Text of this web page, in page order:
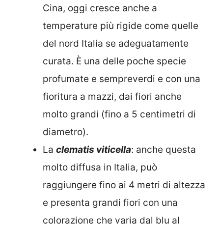
Cina, oggi cresce anche a
temperature più rigide come quelle
del nord Italia se adeguatamente
curata. È una delle poche specie
profumate e sempreverdi e con una
fioritura a mazzi, dai fiori anche
molto grandi (fino a 5 centimetri di
diametro).
La clematis viticella: anche questa
molto diffusa in Italia, può
raggiungere fino ai 4 metri di altezza
e presenta grandi fiori con una
colorazione che varia dal blu al